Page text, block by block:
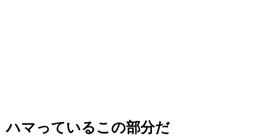
ハマっているこの部分だ